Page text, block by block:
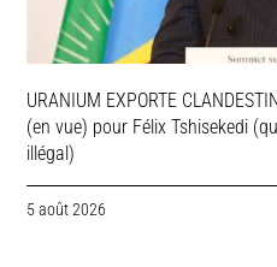
URANIUM EXPORTE
(en vue) pour Félix Tshisekedi
illégal)
5 août 2026